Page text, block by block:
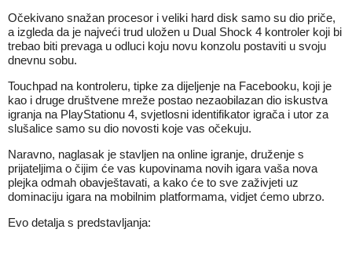
Očekivano snažan procesor i veliki hard disk samo su dio priče,
a izgleda da je najveći trud uložen u Dual Shock 4 kontroler koji bi
trebao biti prevaga u odluci koju novu konzolu postaviti u svoju
dnevnu sobu.
Touchpad na kontroleru, tipke za dijeljenje na Facebooku, koji je
kao i druge društvene mreže postao nezaobilazan dio iskustva
igranja na PlayStationu 4, svjetlosni identifikator igrača i utor za
slušalice samo su dio novosti koje vas očekuju.
Naravno, naglasak je stavljen na online igranje, druženje s
prijateljima o čijim će vas kupovinama novih igara vaša nova
plejka odmah obavještavati, a kako će to sve zaživjeti uz
dominaciju igara na mobilnim platformama, vidjet ćemo ubrzo.
Evo detalja s predstavljanja: